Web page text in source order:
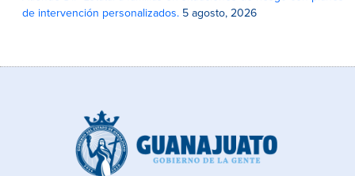
de intervención personalizados. 5 agosto, 2026